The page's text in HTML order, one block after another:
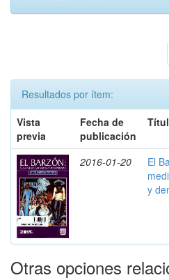
Resultados por ítem:
Vista
previa
Fecha de
publicación
2016-01-20
El
y
Otras opciones